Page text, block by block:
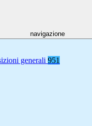
navigazione
generali 951